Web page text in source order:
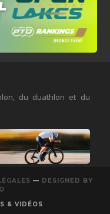
du duathlon et du
— DESIGNED BY
& VIDÉOS